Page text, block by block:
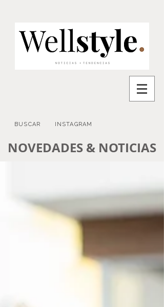
BUSCAR INSTAGRAM
NOVEDADES & NOTICIAS